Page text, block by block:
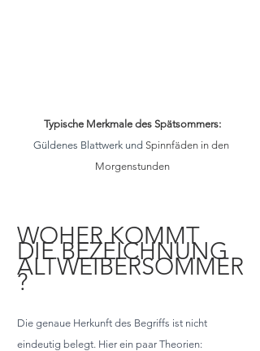
Typische Merkmale des Spätsommers:
Güldenes Blattwerk und Spinnfäden in den
Morgenstunden
WOHER KOMMT
DIE BEZEICHNUNG
ALTWEIBERSOMMER
?
Die genaue Herkunft des Begriffs ist nicht
eindeutig belegt. Hier ein paar Theorien: